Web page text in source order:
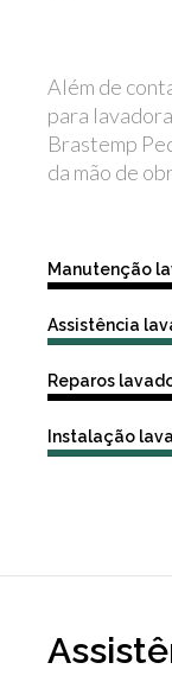
Além de
para
Brastemp
da mão de
Manutenção
Assistência
Reparos
Instalação